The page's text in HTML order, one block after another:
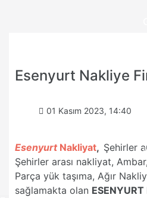
Esenyurt Nakliye
01 Kasım 2023, 14:40
Esenyurt Nakliyat, Şehirler
Şehirler arası nakliyat,
Parça yük taşıma, Ağır
sağlamakta olan